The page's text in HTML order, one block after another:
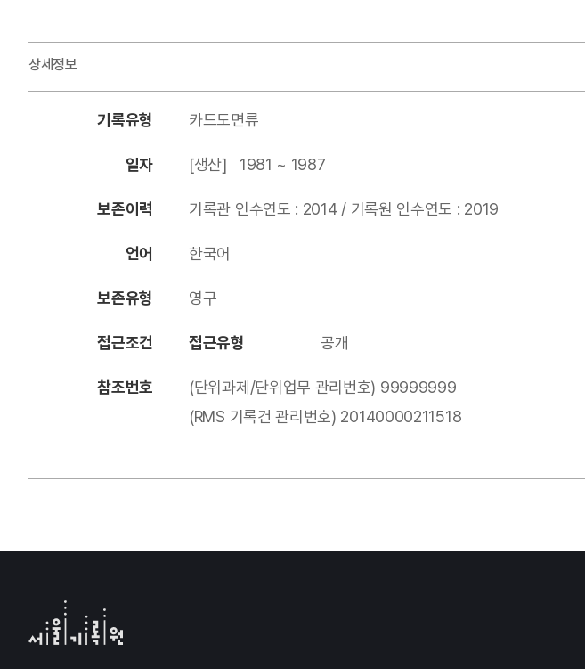
상세정보
기록유형 카드도면류
일자 [생산] 1981 ~ 1987
보존이력 기록관 인수연도 : 2014 / 기록원 인수연도 : 2019
언어 한국어
보존유형 영구
접근조건 접근유형 공개
참조번호
(단위과제/단위업무 관리번호) 99999999
(RMS 기록건 관리번호) 20140000211518